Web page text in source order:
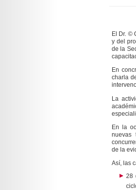
El Dr. ©
y del
de la
En
charla
La
En la
nuevas
de la
Así, las
28